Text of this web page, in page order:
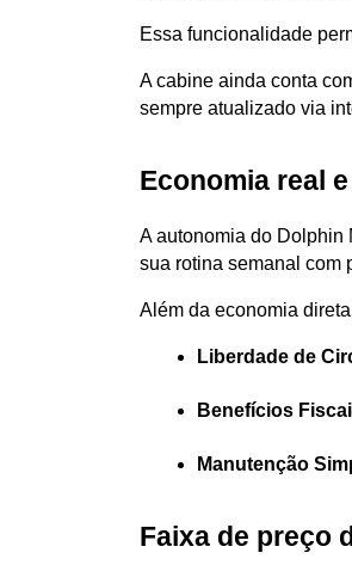
Essa funcionalidade
A cabine ainda conta
sempre atualizado via
Economia real
A autonomia do Dolphin
sua rotina semanal com
Além da economia
Liberdade de
Benefícios
Manutenção
Faixa de preço